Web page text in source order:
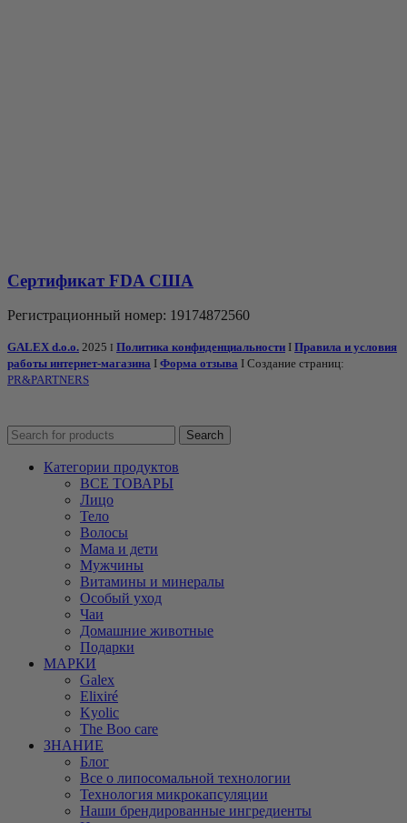
Сертификат FDA США
Регистрационный номер: 19174872560
GALEX d.o.o. 2025 I Политика конфиденциальности I Правила и условия
работы интернет-магазина I Форма отзыва I Создание страниц:
PR&PARTNERS
Search
Категории продуктов
ВСЕ ТОВАРЫ
Лицо
Тело
Волосы
Мама и дети
Мужчины
Витамины и минералы
Особый уход
Чаи
Домашние животные
Подарки
МАРКИ
Galex
Elixiré
Kyolic
The Boo care
ЗНАНИЕ
Блог
Все о липосомальной технологии
Технология микрокапсуляции
Наши брендированные ингредиенты